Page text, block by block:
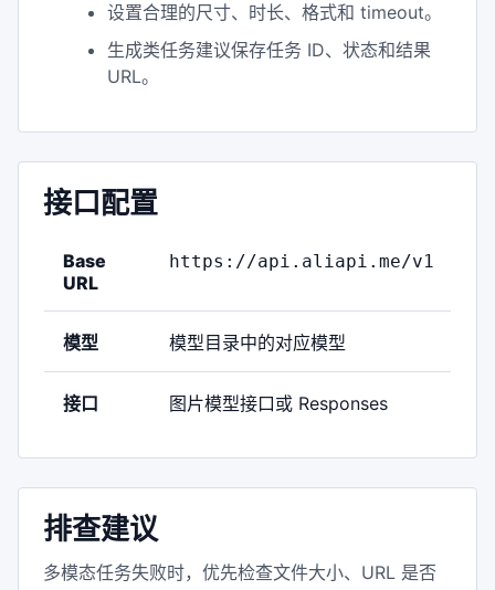
设置合理的尺寸、时长、格式和 timeout。
生成类任务建议保存任务 ID、状态和结果
URL。
接口配置
Base
URL
https://api.aliapi.me/v1
模型 模型目录中的对应模型
接口 图片模型接口或 Responses
排查建议
多模态任务失败时，优先检查文件大小、URL 是否